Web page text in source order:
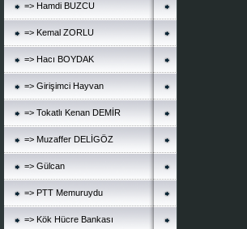
=> Hamdi BUZCU
=> Kemal ZORLU
=> Hacı BOYDAK
=> Girişimci Hayvan
=> Tokatlı Kenan DEMİR
=> Muzaffer DELİGÖZ
=> Gülcan
=> PTT Memuruydu
=> Kök Hücre Bankası